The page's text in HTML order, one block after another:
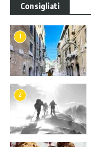
Consigliati
1
2